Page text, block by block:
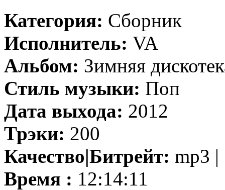
Категория: Сборник
Исполнитель: VA
Альбом: Зимняя
Стиль музыки: Поп
Дата выхода: 2012
Трэки: 200
Качество|Битрейт: mp3 |
Время : 12:14:11